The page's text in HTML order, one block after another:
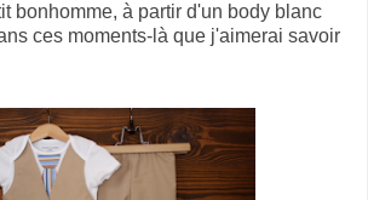
bonhomme, à partir d'un body blanc
ces moments-là que j'aimerai savoir